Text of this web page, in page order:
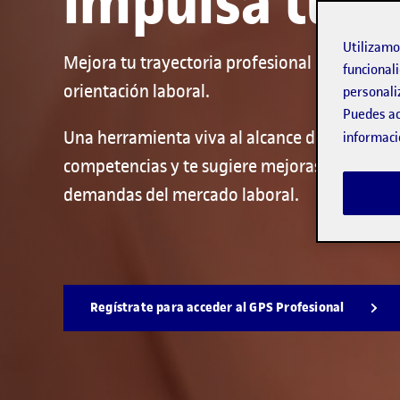
Mejora tu trayectoria profesional con la
orientación laboral.
Una herramienta viva al alcance de todo el
competencias y te sugiere mejoras para
demandas del mercado laboral.
Regístrate para acceder al GPS Profesional
Puedes